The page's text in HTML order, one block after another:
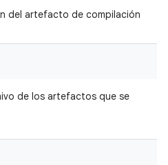
del artefacto de compilación
de los artefactos que se